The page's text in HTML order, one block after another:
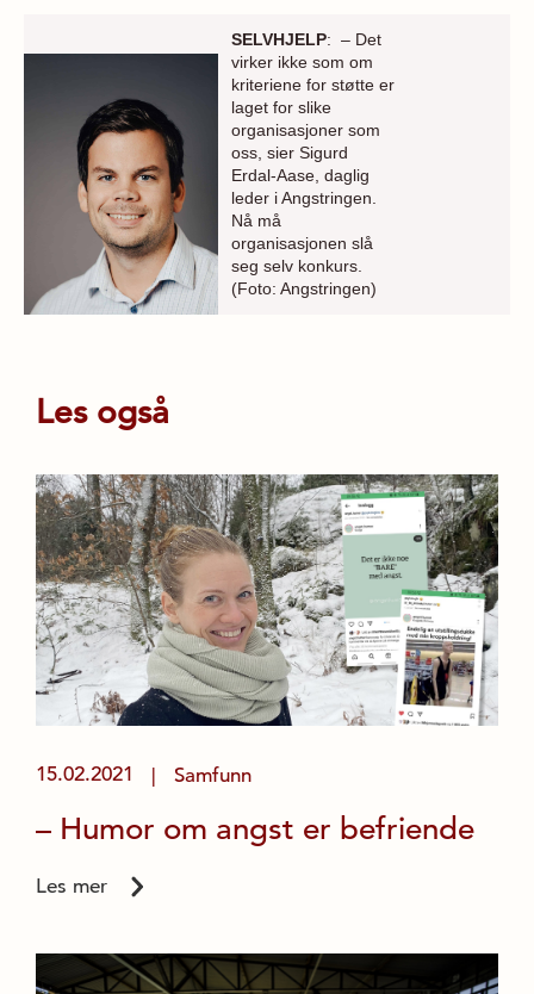
SELVHJELP: – Det
virker ikke som om
kriteriene for støtte er
laget for slike
organisasjoner som
oss, sier Sigurd
Erdal-Aase, daglig
leder i Angstringen.
Nå må
organisasjonen slå
seg selv konkurs.
(Foto: Angstringen)
Les også
15.02.2021 Samfunn
– Humor om angst er befriende
Les mer